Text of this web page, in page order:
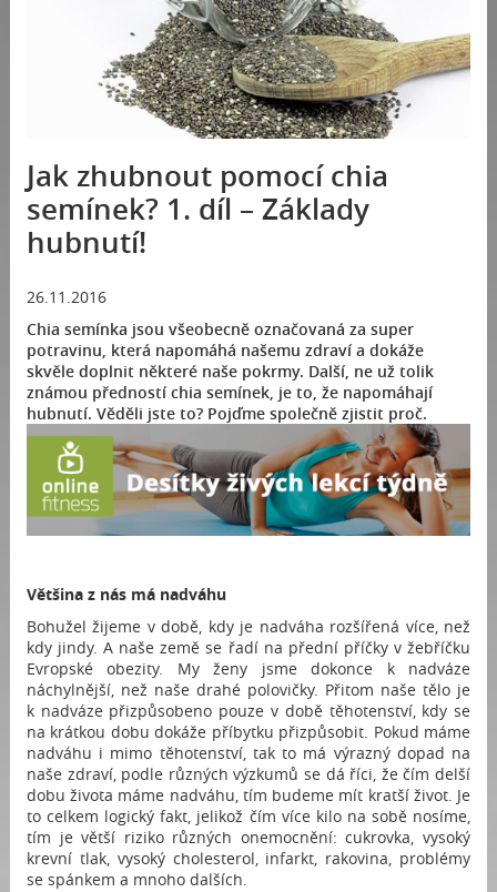
Jak zhubnout pomocí chia
semínek? 1. díl – Základy
hubnutí!
26.11.2016
Chia semínka jsou všeobecně označovaná za super
potravinu, která napomáhá našemu zdraví a dokáže
skvěle doplnit některé naše pokrmy. Další, ne už tolik
známou předností chia semínek, je to, že napomáhají
hubnutí. Věděli jste to? Pojďme společně zjistit proč.
Většina z nás má nadváhu
Bohužel žijeme v době, kdy je nadváha rozšířená více, než
kdy jindy. A naše země se řadí na přední příčky v žebříčku
Evropské obezity. My ženy jsme dokonce k nadváze
náchylnější, než naše drahé polovičky. Přitom naše tělo je
k nadváze přizpůsobeno pouze v době těhotenství, kdy se
na krátkou dobu dokáže příbytku přizpůsobit. Pokud máme
nadváhu i mimo těhotenství, tak to má výrazný dopad na
naše zdraví, podle různých výzkumů se dá říci, že čím delší
dobu života máme nadváhu, tím budeme mít kratší život. Je
to celkem logický fakt, jelikož čím více kilo na sobě nosíme,
tím je větší riziko různých onemocnění: cukrovka, vysoký
krevní tlak, vysoký cholesterol, infarkt, rakovina, problémy
se spánkem a mnoho dalších.